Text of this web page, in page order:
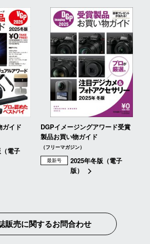
ガイド
電子
DGPイメージングアワード受賞
製品お買い物ガイド
（フリーマガジン）
最新号
2025年冬版（電子
版）
販売に関するお問合わせ